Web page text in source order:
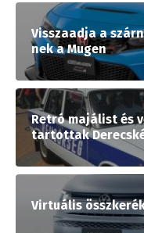
Visszaadja a
nek a Mugen
Retró majálist és
tartottak
Virtuális